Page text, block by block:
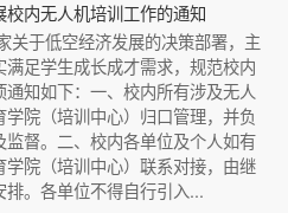
校内无人机培训工作的通知
关于低空经济发展的决策部署，主
足学生成长成才需求，规范校内
知如下：一、校内所有涉及无人
院（培训中心）归口管理，并负
督。二、校内各单位及个人如有
院（培训中心）联系对接，由继
。各单位不得自行引入...